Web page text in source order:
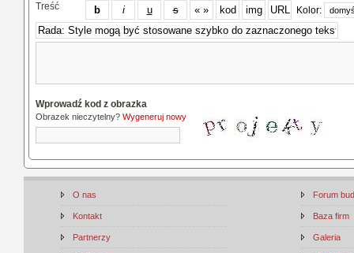
Treść Kolor:
Wprowadź kod z obrazka
Obrazek nieczytelny? Wygeneruj nowy
O nas
Kontakt
Partnerzy
Forum
Baza firm
Galeria